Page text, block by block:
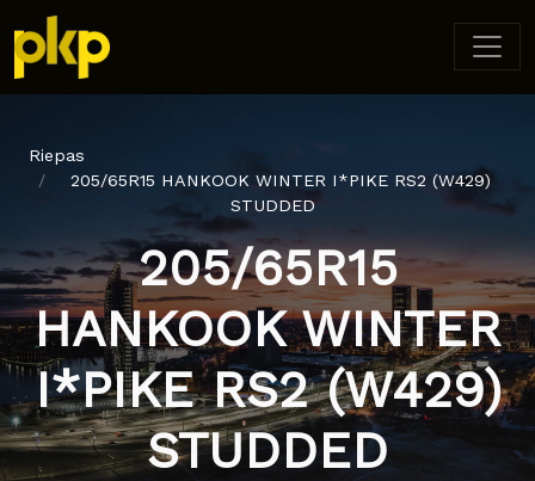
Riepas
205/65R15 HANKOOK WINTER I*PIKE RS2 (W429)
STUDDED
205/65R15
HANKOOK WINTER
I*PIKE RS2 (W429)
STUDDED